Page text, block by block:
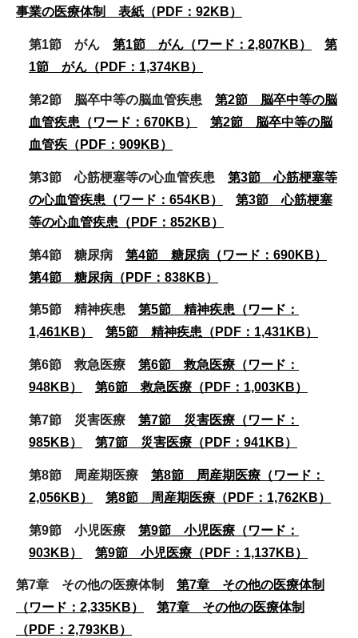
事業の医療体制 表紙（PDF：92KB）
第1節 がん 第1節 がん（ワード：2,807KB）
第
1節 がん（PDF：1,374KB）
第2節 脳卒中等の脳血管疾患 第2節 脳卒中等の脳
血管疾患（ワード：670KB）
第2節 脳卒中等の脳
血管疾（PDF：909KB）
第3節 心筋梗塞等の心血管疾患 第3節 心筋梗塞等
の心血管疾患（ワード：654KB）
第3節 心筋梗塞
等の心血管疾患（PDF：852KB）
第4節 糖尿病
第4節 糖尿病（ワード：690KB）
第4節 糖尿病（PDF：838KB）
第5節 精神疾患
第5節 精神疾患（ワード：
1,461KB）
第5節 精神疾患（PDF：1,431KB）
第6節 救急医療 第6節 救急医療（ワード：
948KB）
第6節 救急医療（PDF：1,003KB）
第7節 災害医療
第7節 災害医療（ワード：
985KB）
第7節 災害医療（PDF：941KB）
第8節 周産期医療 第8節 周産期医療（ワード：
2,056KB）
第8節 周産期医療（PDF：1,762KB）
第9節 小児医療
第9節 小児医療（ワード：
903KB）
第9節 小児医療（PDF：1,137KB）
第7章 その他の医療体制 第7章 その他の医療体制
（ワード：2,335KB）
第7章 その他の医療体制
（PDF：2,793KB）